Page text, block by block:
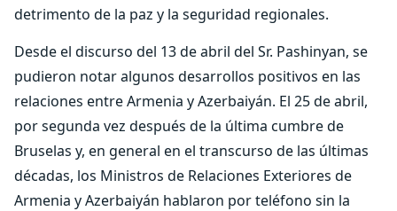
detrimento de la paz y la seguridad regionales.
Desde el discurso del 13 de abril del Sr. Pashinyan, se
pudieron notar algunos desarrollos positivos en las
relaciones entre Armenia y Azerbaiyán. El 25 de abril,
por segunda vez después de la última cumbre de
Bruselas y, en general en el transcurso de las últimas
décadas, los Ministros de Relaciones Exteriores de
Armenia y Azerbaiyán hablaron por teléfono sin la